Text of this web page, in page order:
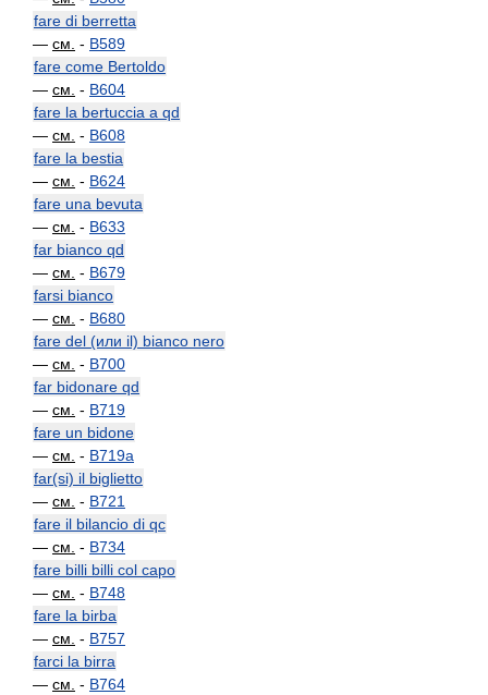
fare di berretta
— см. - B589
fare come Bertoldo
— см. - B604
fare la bertuccia a qd
— см. - B608
fare la bestia
— см. - B624
fare una bevuta
— см. - B633
far bianco qd
— см. - B679
farsi bianco
— см. - B680
fare del (или il) bianco nero
— см. - B700
far bidonare qd
— см. - B719
fare un bidone
— см. - B719a
far(si) il biglietto
— см. - B721
fare il bilancio di qc
— см. - B734
fare billi billi col capo
— см. - B748
fare la birba
— см. - B757
farci la birra
— см. - B764